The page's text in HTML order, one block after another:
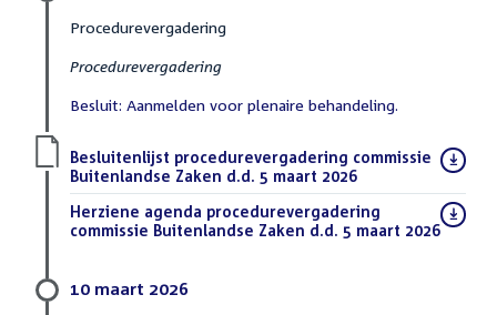
Procedurevergadering
Procedurevergadering
Besluit: Aanmelden voor plenaire behandeling.
Download
bestand:
Besluitenlijst procedurevergadering commissie
Buitenlandse Zaken d.d. 5 maart 2026
Download
bestand:
Herziene agenda procedurevergadering
commissie Buitenlandse Zaken d.d. 5 maart 2026(PDF)
10 maart 2026